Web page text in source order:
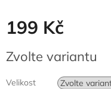
199 Kč
cena:
Zvolte variantu
Velikost